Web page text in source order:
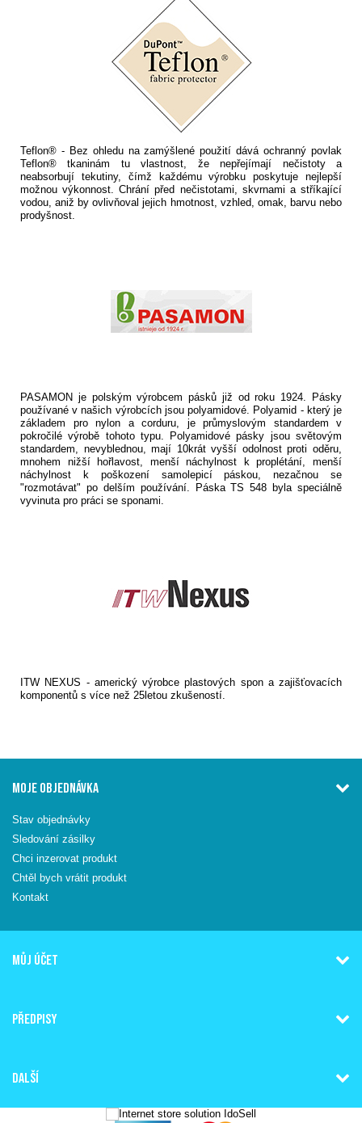
Teflon® - Bez ohledu na zamýšlené použití dává ochranný povlak
Teflon® tkaninám tu vlastnost, že nepřejímají nečistoty a
neabsorbují tekutiny, čímž každému výrobku poskytuje nejlepší
možnou výkonnost. Chrání před nečistotami, skvrnami a stříkající
vodou, aniž by ovlivňoval jejich hmotnost, vzhled, omak, barvu nebo
prodyšnost.
PASAMON je polským výrobcem pásků již od roku 1924. Pásky
používané v našich výrobcích jsou polyamidové. Polyamid - který je
základem pro nylon a corduru, je průmyslovým standardem v
pokročilé výrobě tohoto typu. Polyamidové pásky jsou světovým
standardem, nevyblednou, mají 10krát vyšší odolnost proti oděru,
mnohem nižší hořlavost, menší náchylnost k proplétání, menší
náchylnost k poškození samolepicí páskou, nezačnou se
"rozmotávat" po delším používání. Páska TS 548 byla speciálně
vyvinuta pro práci se sponami.
ITW NEXUS - americký výrobce plastových spon a zajišťovacích
komponentů s více než 25letou zkušeností.
MOJE OBJEDNÁVKA
Stav objednávky
Sledování zásilky
Chci inzerovat produkt
Chtěl bych vrátit produkt
Kontakt
MŮJ ÚČET
PŘEDPISY
DALŠÍ